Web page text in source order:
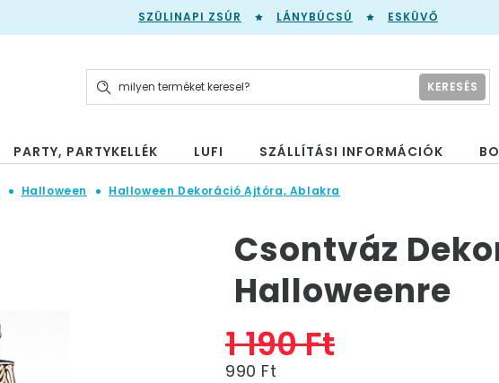
SZÜLINAPI ZSÚR LÁNYBÚCSÚ ESKÜVŐ
KERESÉS
PARTY, PARTYKELLÉK LUFI SZÁLLÍTÁSI INFORMÁCIÓK
Halloween Halloween Dekoráció Ajtóra, Ablakra
Csontváz
Halloweenre
1 190 Ft
990 Ft